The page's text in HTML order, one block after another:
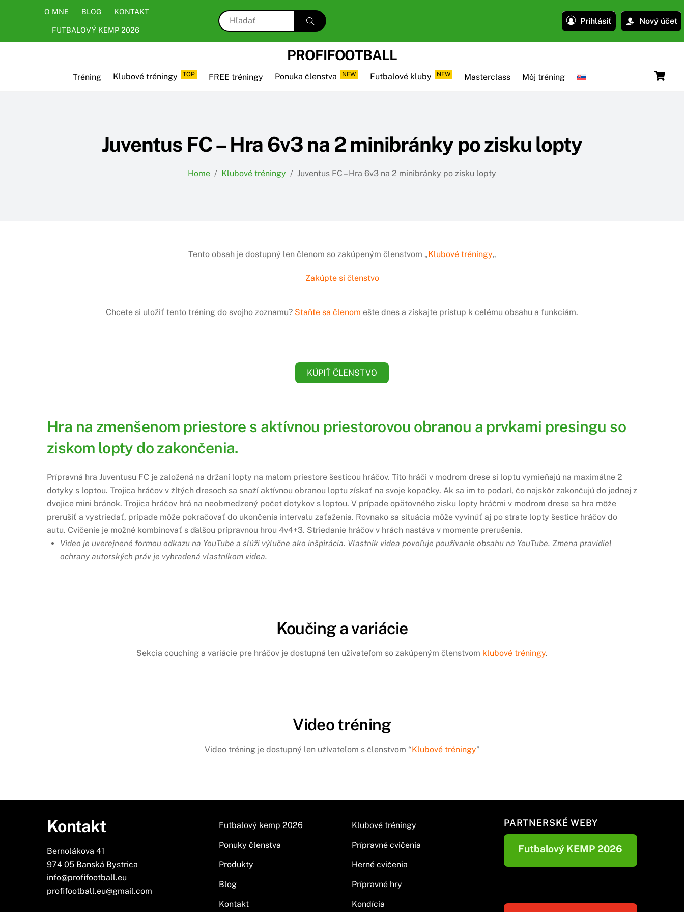
O MNE BLOG KONTAKT
FUTBALOVÝ KEMP 2026
Prihlásiť Nový účet
PROFIFOOTBALL
Tréning Klubové tréningy TOP FREE tréningy Ponuka členstva NEW Futbalové kluby NEW Masterclass Môj tréning
Juventus FC – Hra 6v3 na 2 minibránky po zisku lopty
Home / Klubové tréningy / Juventus FC – Hra 6v3 na 2 minibránky po zisku lopty
Tento obsah je dostupný len členom so zakúpeným členstvom „Klubové tréningy„
Zakúpte si členstvo
Chcete si uložiť tento tréning do svojho zoznamu? Staňte sa členom ešte dnes a získajte prístup k celému obsahu a funkciám.
KÚPIŤ ČLENSTVO
Hra na zmenšenom priestore s aktívnou priestorovou obranou a prvkami presingu so
ziskom lopty do zakončenia.
Prípravná hra Juventusu FC je založená na držaní lopty na malom priestore šesticou hráčov. Títo hráči v modrom drese si loptu vymieňajú na maximálne 2
dotyky s loptou. Trojica hráčov v žltých dresoch sa snaží aktívnou obranou loptu získať na svoje kopačky. Ak sa im to podarí, čo najskôr zakončujú do jednej z
dvojice mini bránok. Trojica hráčov hrá na neobmedzený počet dotykov s loptou. V prípade opätovného zisku lopty hráčmi v modrom drese sa hra môže
prerušiť a vystriedať, prípade môže pokračovať do ukončenia intervalu zaťaženia. Rovnako sa situácia môže vyvinúť aj po strate lopty šestice hráčov do
autu. Cvičenie je možné kombinovať s ďalšou prípravnou hrou 4v4+3. Striedanie hráčov v hrách nastáva v momente prerušenia.
Video je uverejnené formou odkazu na YouTube a slúži výlučne ako inšpirácia. Vlastník videa povoľuje používanie obsahu na YouTube. Zmena pravidiel
ochrany autorských práv je vyhradená vlastníkom videa.
Koučing a variácie
Sekcia couching a variácie pre hráčov je dostupná len užívateľom so zakúpeným členstvom klubové tréningy.
Video tréning
Video tréning je dostupný len užívateľom s členstvom “Klubové tréningy”
Kontakt
Bernolákova 41
974 05 Banská Bystrica
info@profifootball.eu
profifootball.eu@gmail.com
Futbalový kemp 2026
Ponuky členstva
Produkty
Blog
Kontakt
Klubové tréningy
Prípravné cvičenia
Herné cvičenia
Prípravné hry
Kondícia
PARTNERSKÉ WEBY
Futbalový KEMP 2026